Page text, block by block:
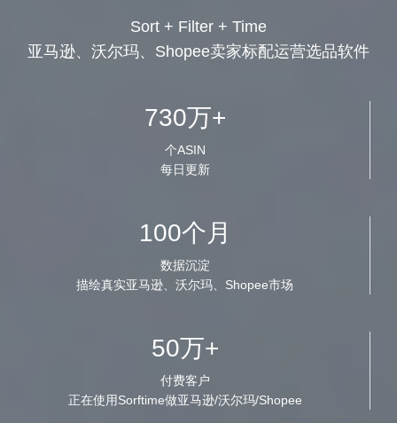
Sort + Filter + Time
亚马逊、沃尔玛、Shopee卖家标配运营选品软件
730万+
个ASIN
每日更新
100个月
数据沉淀
描绘真实亚马逊、沃尔玛、Shopee市场
50万+
付费客户
正在使用Sorftime做亚马逊/沃尔玛/Shopee